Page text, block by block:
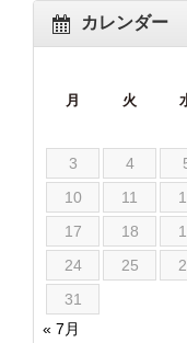
カレンダー
月 火
3
4
10
11
17
18
24
25
31
« 7月